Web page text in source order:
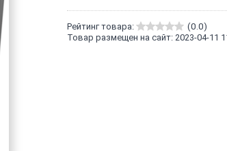
Рейтинг товара:
(0.0)
Товар размещен на сайт: 2023-04-11